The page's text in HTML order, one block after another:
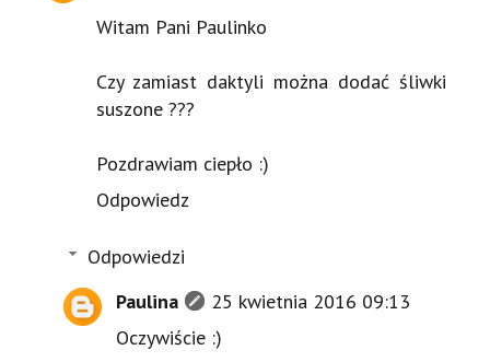
Witam Pani Paulinko
Czy zamiast daktyli można dodać śliwki
suszone ???
Pozdrawiam ciepło :)
Odpowiedz
Odpowiedzi
Paulina
25 kwietnia 2016 09:13
Oczywiście :)